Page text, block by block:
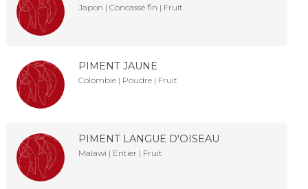
Japon | Concassé fin | Fruit
PIMENT JAUNE
Colombie | Poudre | Fruit
PIMENT LANGUE D'OISEAU
Malawi | Entier | Fruit